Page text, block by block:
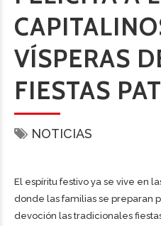
VÍSPERAS
FIESTAS
NOTICIAS
El espíritu festivo ya se vive en
donde las familias se preparan
devoción las tradicionales